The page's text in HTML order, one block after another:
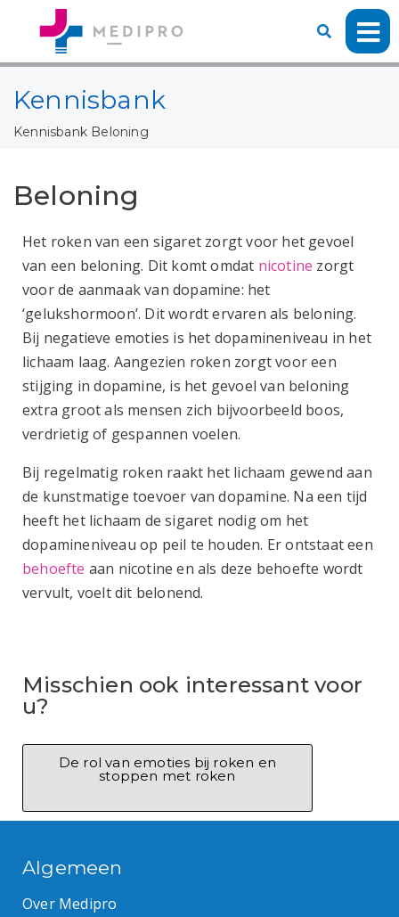
Kennisbank
Kennisbank Beloning
Beloning
Het roken van een sigaret zorgt voor het gevoel
van een beloning. Dit komt omdat nicotine zorgt
voor de aanmaak van dopamine: het
‘gelukshormoon’. Dit wordt ervaren als beloning.
Bij negatieve emoties is het dopamineniveau in het
lichaam laag. Aangezien roken zorgt voor een
stijging in dopamine, is het gevoel van beloning
extra groot als mensen zich bijvoorbeeld boos,
verdrietig of gespannen voelen.
Bij regelmatig roken raakt het lichaam gewend aan
de kunstmatige toevoer van dopamine. Na een tijd
heeft het lichaam de sigaret nodig om het
dopamineniveau op peil te houden. Er ontstaat een
behoefte aan nicotine en als deze behoefte wordt
vervult, voelt dit belonend.
Misschien ook interessant voor
u?
De rol van emoties bij roken en
stoppen met roken
Algemeen
Over Medipro